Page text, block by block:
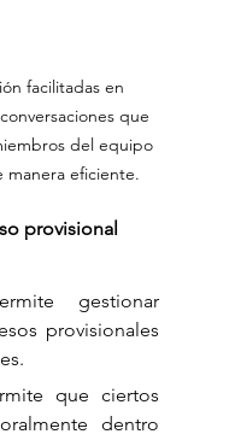
facilitadas en
que
del equipo
manera eficiente.
provisional
gestionar
provisionales
que ciertos
dentro